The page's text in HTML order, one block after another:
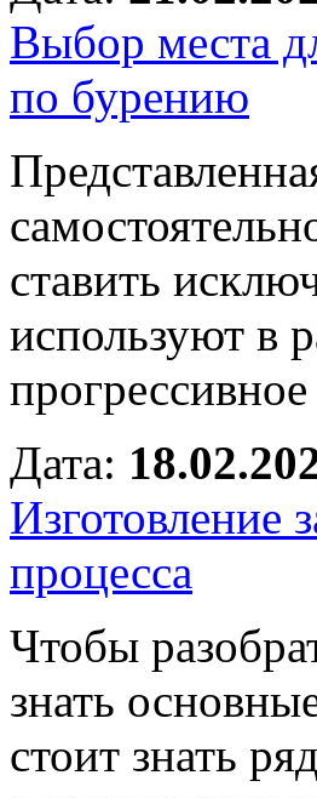
Выбор места
по бурению
ставить
используют в
Дата:
Изготовление
процесса
Чтобы
знать
стоит знать